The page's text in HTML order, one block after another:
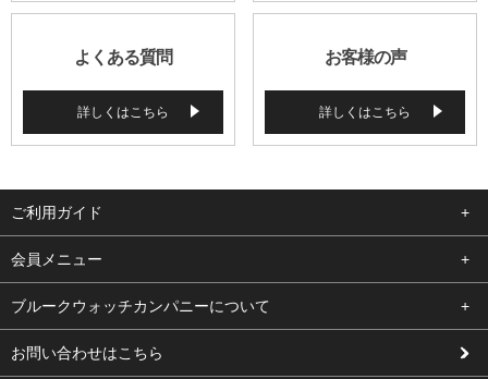
よくある質問
詳しくはこちら
お客様の声
詳しくはこちら
ご利用ガイド
よくある質問
支払い・送料
修理依頼
会員メニュー
ログイン
お気に入り
ブルークウォッチカンパニーについて
会社概要
お問い合わせはこちら